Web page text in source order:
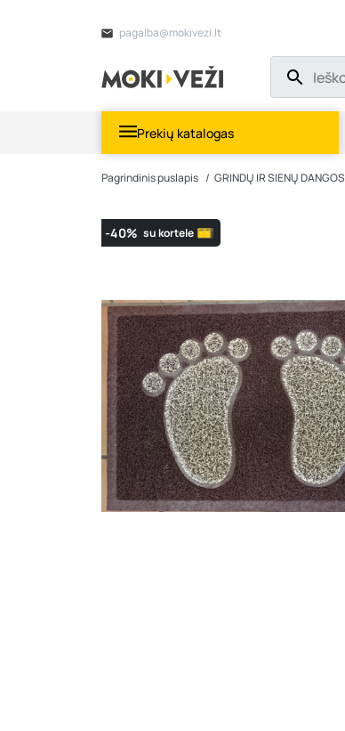
pagalba@mokivezi.lt
Prekių katalogas
Pagrindinis puslapis GRINDŲ IR SIENŲ DANGOS
-40% su kortele